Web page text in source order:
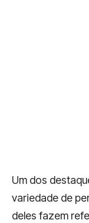
Um dos
variedade de
deles fazem